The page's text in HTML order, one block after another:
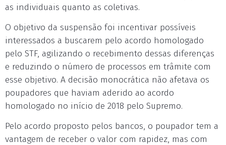
as individuais quanto as coletivas.
O objetivo da suspensão foi incentivar possíveis
interessados a buscarem pelo acordo homologado
pelo STF, agilizando o recebimento dessas diferenças
e reduzindo o número de processos em trâmite com
esse objetivo. A decisão monocrática não afetava os
poupadores que haviam aderido ao acordo
homologado no início de 2018 pelo Supremo.
Pelo acordo proposto pelos bancos, o poupador tem a
vantagem de receber o valor com rapidez, mas com